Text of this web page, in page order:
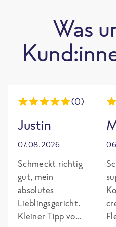
Was
(0)
Justin
07.08.2026
Schmeckt richtig
gut, mein
absolutes
Lieblingsgericht.
Kleiner Tipp von